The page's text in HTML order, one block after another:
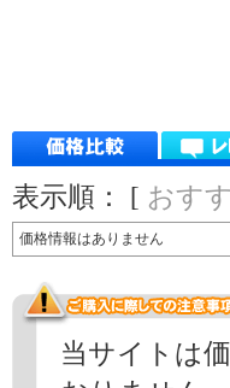
表示順： [ おす
価格情報はありません
当サイトは